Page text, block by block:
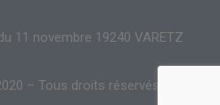
11 novembre 19240 VARETZ
– Tous droits réservés